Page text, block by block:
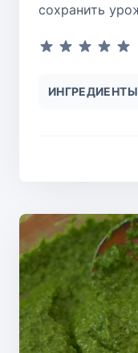
сохранить
ИНГРЕДИЕНТЫ